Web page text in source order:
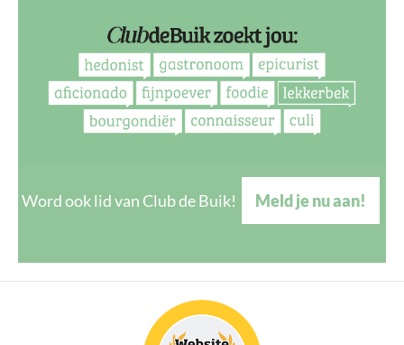
Word ook lid van Club de Buik! Meld je nu aan!